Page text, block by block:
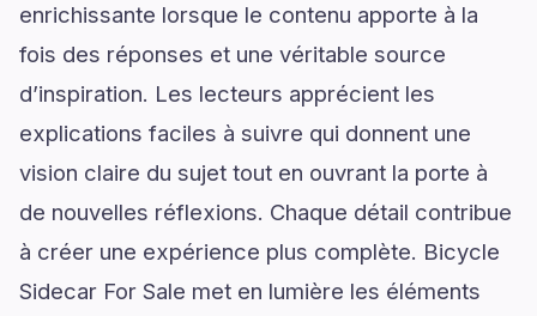
enrichissante lorsque le contenu apporte à la
fois des réponses et une véritable source
d’inspiration. Les lecteurs apprécient les
explications faciles à suivre qui donnent une
vision claire du sujet tout en ouvrant la porte à
de nouvelles réflexions. Chaque détail contribue
à créer une expérience plus complète. Bicycle
Sidecar For Sale met en lumière les éléments